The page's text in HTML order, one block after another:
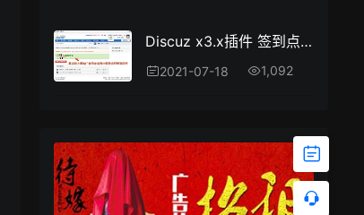
Discuz x3.x插件 签到点击广告领积分3.0
2021-07-18 1,092